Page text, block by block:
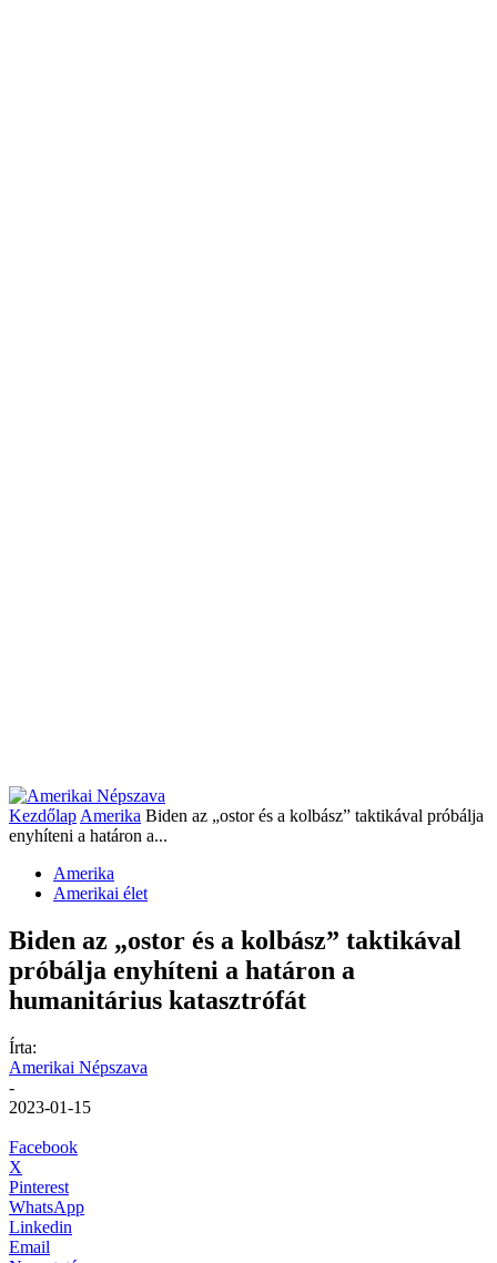
Kezdőlap Amerika Biden az „ostor és a kolbász” taktikával próbálja
enyhíteni a határon a...
Amerika
Amerikai élet
Biden az „ostor és a kolbász” taktikával
próbálja enyhíteni a határon a
humanitárius katasztrófát
Írta:
Amerikai Népszava
-
2023-01-15
Facebook
X
Pinterest
WhatsApp
Linkedin
Email